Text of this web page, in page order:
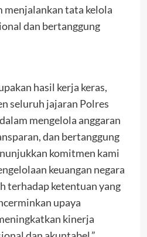
menjalankan tata kelola
dan bertanggung
hasil kerja keras,
seluruh jajaran Polres
mengelola anggaran
dan bertanggung
komitmen kami
keuangan negara
terhadap ketentuan yang
upaya
kinerja